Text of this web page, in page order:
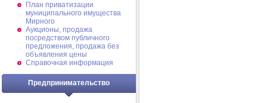
План приватизации
муниципального имущества
Мирного
Аукционы, продажа
посредством публичного
предложения, продажа без
объявления цены
Справочная информация
Предпринимательство